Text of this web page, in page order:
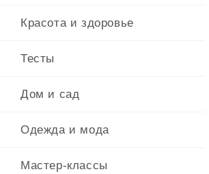
Красота и здоровье
Тесты
Дом и сад
Одежда и мода
Мастер-классы